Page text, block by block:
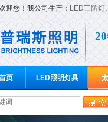
迎您！我公司生产： LED三防灯、
页 LED照明灯具